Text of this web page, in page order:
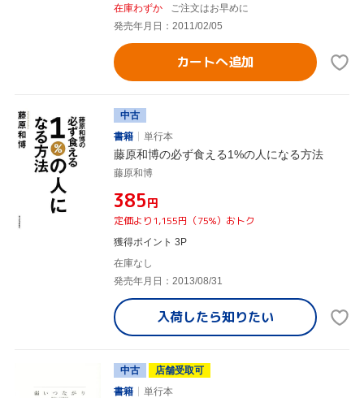
在庫わずか
ご注文はお早めに
発売年月日：2011/02/05
カートへ追加
中古
書籍
単行本
藤原和博の必ず食える1%の人になる方法
藤原和博
¥385円
定価より1,155円（75%）おトク
獲得ポイント 3P
在庫なし
発売年月日：2013/08/31
入荷したら知りたい
中古
店舗受取可
書籍
単行本